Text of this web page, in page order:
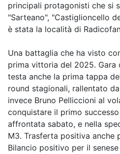
principali protagonisti che si
"Sarteano", "Castiglioncello
è stata la località di
Una battaglia che ha visto
prima vittoria del 2025. Gara
testa anche la prima tappa
round stagionali, rallentato
invece Bruno Pelliccioni al
conquistare il primo
affrontata sabato, e nella
M3. Trasferta positiva
Bilancio positivo per il